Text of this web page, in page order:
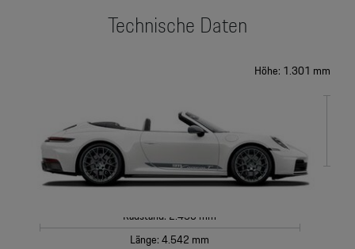
Technische Daten
Radstand: 2.450 mm
Länge: 4.542 mm
Höhe: 1.301 mm